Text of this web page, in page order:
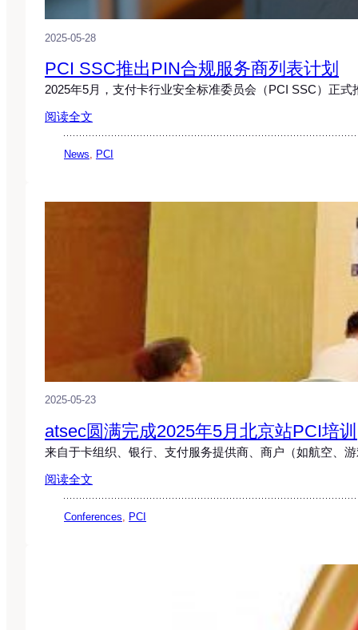
2025-05-28
PCI SSC推出PIN合规服务商列表计划
2025年5月，支付卡行业安全标准委员会（PCI SSC）正
阅读全文
News, PCI
2025-05-23
atsec圆满完成2025年5月北京站PCI培训
来自于卡组织、银行、支付服务提供商、商户（如航空、
阅读全文
Conferences, PCI